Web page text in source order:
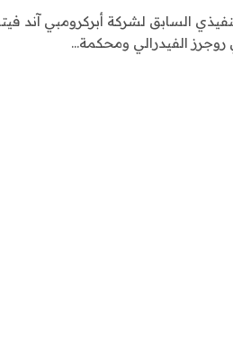
السابق لشركة أبركرومبي آند
الفيدرالي ومحكمة…